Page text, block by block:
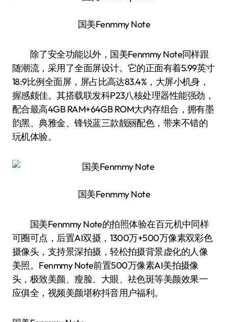
国美Fenmmy Note
除了安全功能以外，国美Fenmmy Note同样跟
随潮流，采用了全面屏设计。它的正面有着5.99英寸
18:9比例全面屏，屏占比高达83.4%，大屏小机身，
握感颇佳。其搭载联发科P23八核处理器性能强劲，
配合最高4GB RAM+64GB ROM大内存组合，拥有墨
韵黑、典雅金、锋锐蓝三款靓丽配色，带来不错的
玩机体验。
国美Fenmmy Note
国美Fenmmy Note的拍照体验在百元机中同样
可圈可点，后置AI双摄，1300万+500万像素双彩色
摄像头，支持景深拍摄，轻松拍摄背景虚化的人像
美照。Fenmmy Note前置500万像素AI美拍摄像
头，极致美颜、瘦脸、大眼、祛色斑等美颜效果一
应俱全，视频美颜堪称抖音用户福利。